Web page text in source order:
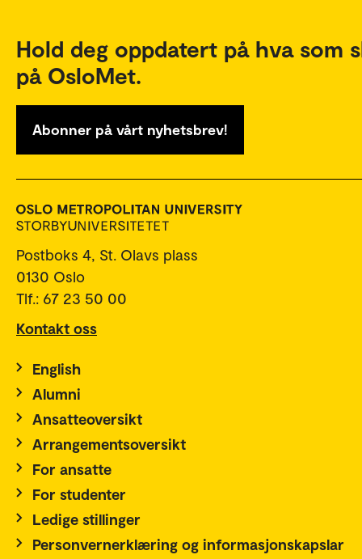
Hold deg oppdatert på hva som
på OsloMet.
Abonner på vårt nyhetsbrev!
Postboks 4, St. Olavs plass
0130 Oslo
Tlf.: 67 23 50 00
Kontakt oss
English
Alumni
Ansatteoversikt
Arrangementsoversikt
For ansatte
For studenter
Ledige stillinger
Personvernerklæring og informasjonskapslar